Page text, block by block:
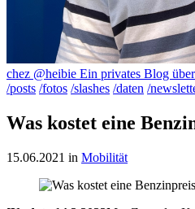
chez @heibie Ein privates Blog
/posts /fotos /slashes /daten /
Was kostet eine
15.06.2021 in Mobilität